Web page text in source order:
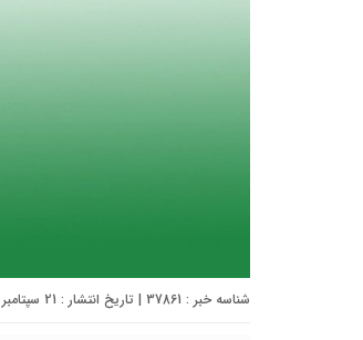
شناسه خبر : 37861 | تاریخ انتشار : 21 سپتامبر 2020 - 10:07 | 604 بازدید | تعداد دیدگاه :